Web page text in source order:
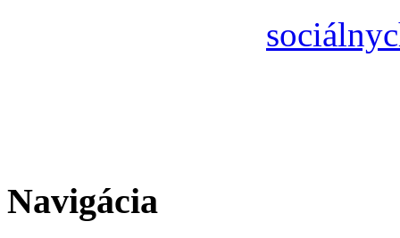
Navigácia